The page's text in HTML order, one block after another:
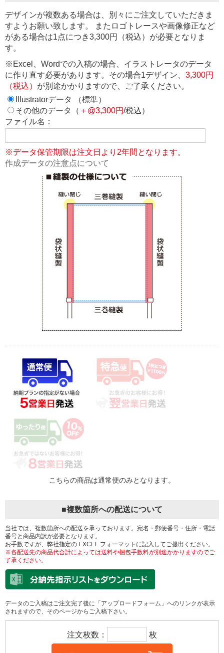
デザインが複数ある場合は、別々にご注文していただきま
すようお願い致します。 またロゴトレースや画像修正など
がある場合は1点につき3,300円（税込）が必要となりま
す。
※Excel、Wordでの入稿の場合、イラストレータのデータ
に作り直す必要があります。その場合1デザイン、 3,300円
（税込） が別途かかりますので、ご了承ください。
Illustratorデータ （標準）
その他のデータ（ ＋@3,300円/税込）
ファイル名：
※データ保管期限は注文日より2年間となります。
作成データの注意点について
こちらの商品は通常便のみとなります。
■複数箇所への配送について
当社では、複数箇所への配送を承っております。宛名・郵便番号・住所・電話
番号と商品内訳が必要となります。
お手数ですが、弊社指定の EXCEL フォーマットに記入してご提出ください。
※各配送先の商品代合計によっては送料や梱包手数料が別途かかりますのでご
了承ください。
データのご入稿はご注文完了後に「アップロードフォーム」へのリンクが表示
されますので、そのページからご入稿下さい。
注文枚数： 枚